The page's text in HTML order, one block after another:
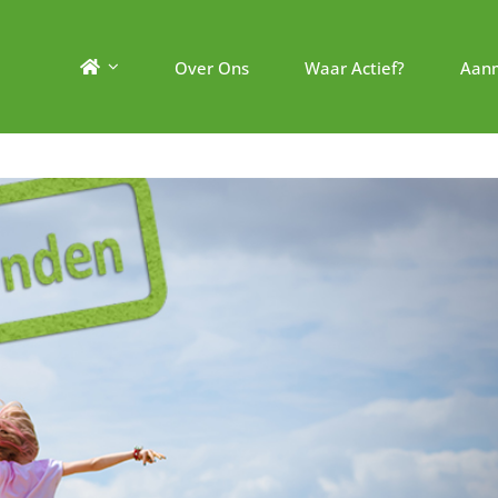
Over Ons Waar Actief?